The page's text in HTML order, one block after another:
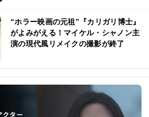
“ホラー映画の元祖”『カリガリ博士』
がよみがえる！マイケル・シャノン主
演の現代風リメイクの撮影が終了